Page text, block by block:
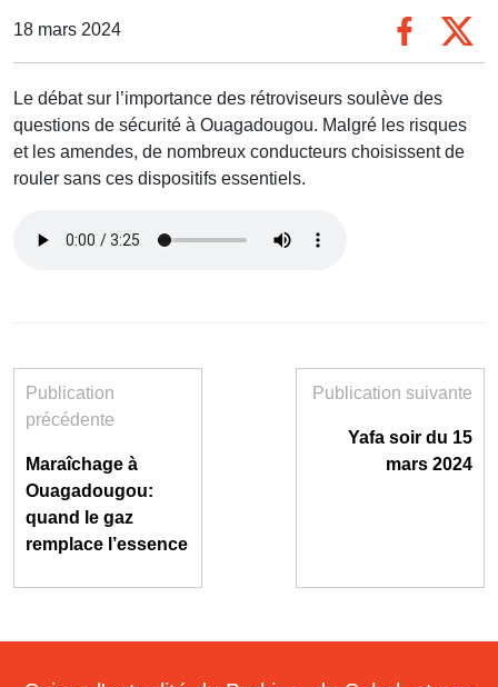
18 mars 2024
Le débat sur l’importance des rétroviseurs soulève des
questions de sécurité à Ouagadougou. Malgré les risques
et les amendes, de nombreux conducteurs choisissent de
rouler sans ces dispositifs essentiels.
Publication
précédente
Maraîchage à
Ouagadougou:
quand le gaz
remplace l’essence
Publication suivante
Yafa soir du 15
mars 2024